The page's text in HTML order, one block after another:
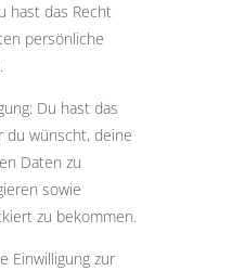
hast das Recht
persönliche
Du hast das
du wünscht, deine
Daten zu
sowie
zu bekommen.
Einwilligung zur